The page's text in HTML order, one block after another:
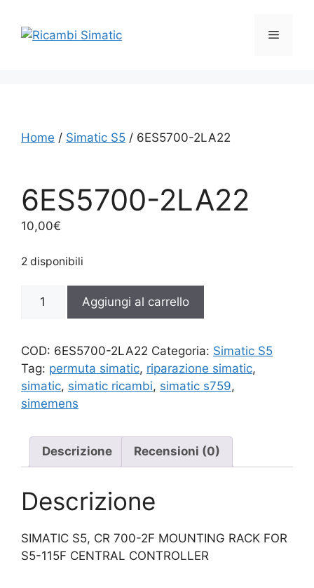
contenuto
Menu
Home / Simatic S5 / 6ES5700-2LA22
6ES5700-2LA22
10,00€
2 disponibili
2LA22
Aggiungi al carrello
COD: 6ES5700-2LA22 Categoria: Simatic S5
Tag: permuta simatic, riparazione simatic,
simatic, simatic ricambi, simatic s759,
simemens
Descrizione Recensioni (0)
Descrizione
SIMATIC S5, CR 700-2F MOUNTING RACK FOR
S5-115F CENTRAL CONTROLLER